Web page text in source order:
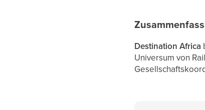
Destination Africa
Universum von